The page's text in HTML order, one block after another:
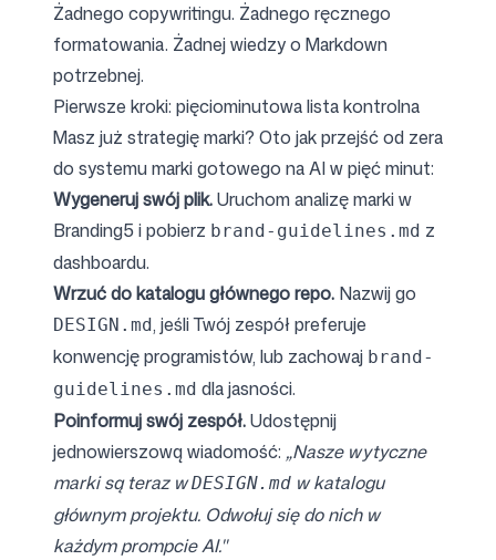
Żadnego copywritingu. Żadnego ręcznego
formatowania. Żadnej wiedzy o Markdown
potrzebnej.
Pierwsze kroki: pięciominutowa lista kontrolna
Masz już strategię marki? Oto jak przejść od zera
do systemu marki gotowego na AI w pięć minut:
Wygeneruj swój plik.Uruchom analizę marki w
Branding5i pobierz brand-guidelines.md z
dashboardu.
Wrzuć do katalogu głównego repo. Nazwij go
DESIGN.md, jeśli Twój zespół preferuje
konwencję programistów, lub zachowaj brand-
guidelines.md dla jasności.
Poinformuj swój zespół.Udostępnij
jednowierszową wiadomość: „Nasze wytyczne
marki są teraz wDESIGN.md w katalogu
głównym projektu. Odwołuj się do nich w
każdym prompcie AI."